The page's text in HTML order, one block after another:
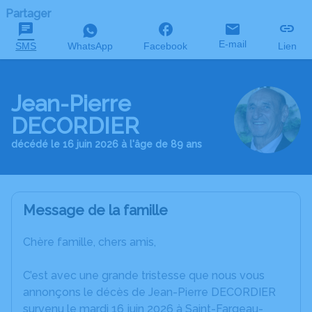
Partager
SMS WhatsApp Facebook E-mail Lien
Jean-Pierre
DECORDIER
décédé le 16 juin 2026 à l'âge de 89 ans
Message de la famille
Chère famille, chers amis,
C’est avec une grande tristesse que nous vous
annonçons le décès de Jean-Pierre DECORDIER
survenu le mardi 16 juin 2026 à Saint-Fargeau-